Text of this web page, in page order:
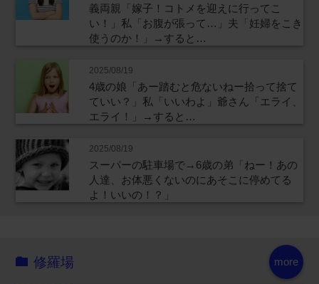
義両親「嫁子！コトメを迎えに行ってこ
い！」私「お腹が張って…」夫「妊婦をこき
使うのか！」→すると…
2025/08/19
4歳の娘「あー踏むと危ないねー拾って捨て
ていい？」私「いいわよ」爺さん「エライ、
エライ！」→すると…
2025/08/19
スーパーの駐車場で→6歳の弟「ねー！あの
人達、お体悪くないのにあそこに停めてる
よ！いいの！？」
more
修羅場